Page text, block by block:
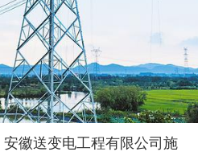
徽送变电工程有限公司施